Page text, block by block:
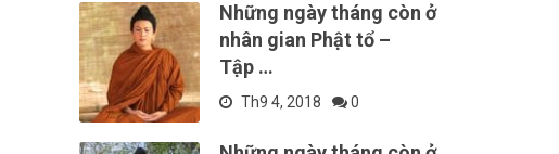
Những ngày tháng còn ở
nhân gian Phật tổ –
Tập …
Th9 4, 2018 0